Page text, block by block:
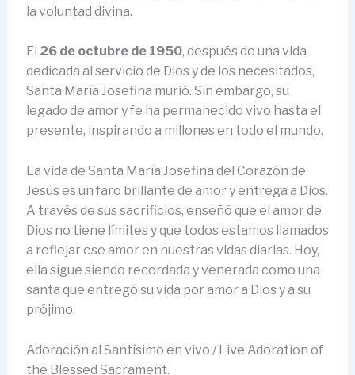
la voluntad divina.
El 26 de octubre de 1950, después de una vida
dedicada al servicio de Dios y de los necesitados,
Santa María Josefina murió. Sin embargo, su
legado de amor y fe ha permanecido vivo hasta el
presente, inspirando a millones en todo el mundo.
La vida de Santa María Josefina del Corazón de
Jesús es un faro brillante de amor y entrega a Dios.
A través de sus sacrificios, enseñó que el amor de
Dios no tiene límites y que todos estamos llamados
a reflejar ese amor en nuestras vidas diarias. Hoy,
ella sigue siendo recordada y venerada como una
santa que entregó su vida por amor a Dios y a su
prójimo.
Adoración al Santísimo en vivo / Live Adoration of
the Blessed Sacrament.